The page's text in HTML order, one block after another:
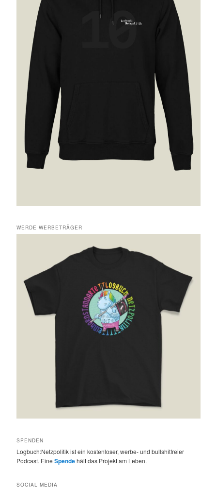
WERDE WERBETRÄGER
SPENDEN
Logbuch:Netzpolitik ist ein kostenloser, werbe- und bullshitfreier
Podcast. EineSpendehält das Projekt am Leben.
SOCIAL MEDIA